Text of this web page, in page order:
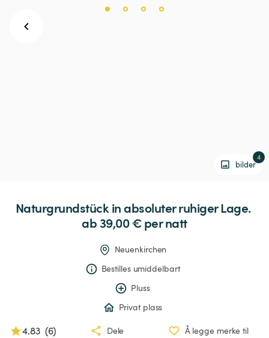
bilder
4
NaturgrundstückinabsoluterruhigerLage.
ab 39,00 € per natt
Neuenkirchen
Bestilles umiddelbart
Pluss
Privat plass
4.83 (6) Dele Å legge merke til